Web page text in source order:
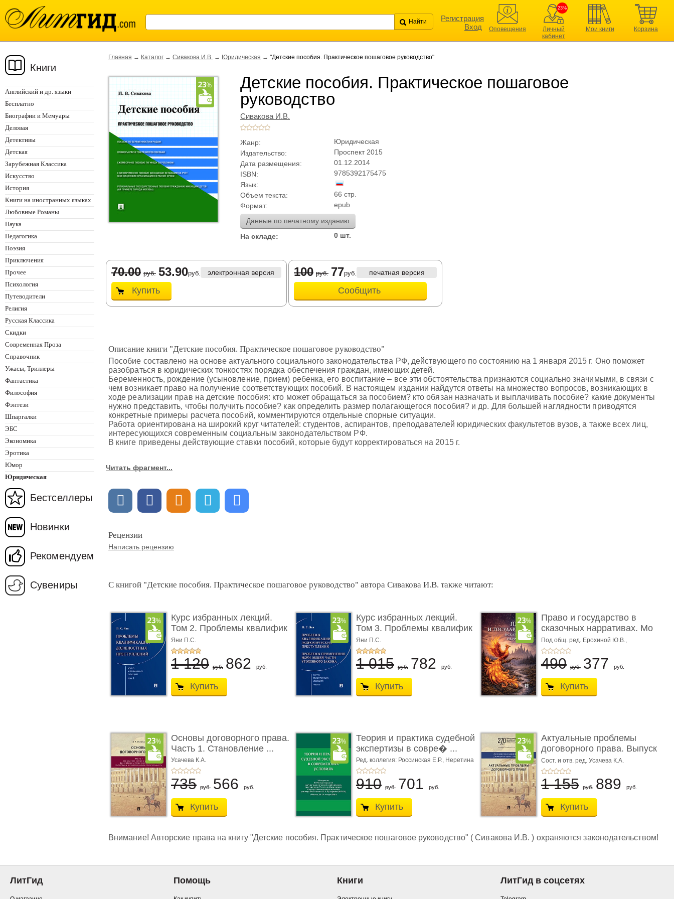
Регистрация
Вход
Оповещения
23%
Личный
кабинет
Мои книги Корзина
Книги
Английский и др. языки
Бесплатно
Биографии и Мемуары
Деловая
Детективы
Детская
Зарубежная Классика
Искусство
История
Книги на иностранных языках
Любовные Романы
Наука
Педагогика
Поэзия
Приключения
Прочее
Психология
Путеводители
Религия
Русская Классика
Скидки
Современная Проза
Справочник
Ужасы, Триллеры
Фантастика
Философия
Фэнтези
Шпаргалки
ЭБС
Экономика
Эротика
Юмор
Юридическая
Бестселлеры
Новинки
Рекомендуем
Сувениры
Главная → Каталог → Сивакова И.В. → Юридическая → "Детские пособия. Практическое пошаговое руководство"
Детские пособия. Практическое пошаговое
руководство
Сивакова И.В.
Жанр:
Юридическая
Издательство:
Проспект 2015
Дата размещения:
01.12.2014
ISBN:
9785392175475
Язык:
Объем текста:
66 стр.
Формат:
epub
Данные по печатному изданию
На складе:
0 шт.
70.00 руб. 53.90руб. электронная версия
Купить
100 руб. 77руб. печатная версия
Сообщить
Описание книги "Детские пособия. Практическое пошаговое руководство"
Пособие составлено на основе актуального социального законодательства РФ, действующего по состоянию на 1 января 2015 г. Оно поможет
разобраться в юридических тонкостях порядка обеспечения граждан, имеющих детей.
Беременность, рождение (усыновление, прием) ребенка, его воспитание – все эти обстоятельства признаются социально значимыми, в связи с
чем возникает право на получение соответствующих пособий. В настоящем издании найдутся ответы на множество вопросов, возникающих в
ходе реализации прав на детские пособия: кто может обращаться за пособием? кто обязан назначать и выплачивать пособие? какие документы
нужно представить, чтобы получить пособие? как определить размер полагающегося пособия? и др. Для большей наглядности приводятся
конкретные примеры расчета пособий, комментируются отдельные спорные ситуации.
Работа ориентирована на широкий круг читателей: студентов, аспирантов, преподавателей юридических факультетов вузов, а также всех лиц,
интересующихся современным социальным законодательством РФ.
В книге приведены действующие ставки пособий, которые будут корректироваться на 2015 г.
Читать фрагмент...
Рецензии
Написать рецензию
С книгой "Детские пособия. Практическое пошаговое руководство" автора Сивакова И.В. также читают:
Курс избранных лекций.
Том 2. Проблемы квалифик
...
Яни П.С.
1 120 руб. 862 руб.
Купить
Курс избранных лекций.
Том 3. Проблемы квалифик
...
Яни П.С.
1 015 руб. 782 руб.
Купить
Право и государство в
сказочных нарративах. Мо
...
Под общ. ред. Ерохиной Ю.В.,
Сокольщика И.М.
490 руб. 377 руб.
Купить
Основы договорного права.
Часть 1. Становление ...
Усачева К.А.
735 руб. 566 руб.
Купить
Теория и практика судебной
экспертизы в совре� ...
Ред. коллегия: Россинская Е.Р., Неретина
Н.С.,Чернявская М.С.
910 руб. 701 руб.
Купить
Актуальные проблемы
договорного права. Выпуск
...
Сост. и отв. ред. Усачева К.А.
1 155 руб. 889 руб.
Купить
Внимание! Авторские права на книгу "Детские пособия. Практическое пошаговое руководство" ( Сивакова И.В. ) охраняются законодательством!
ЛитГид Помощь Книги ЛитГид в соцсетях